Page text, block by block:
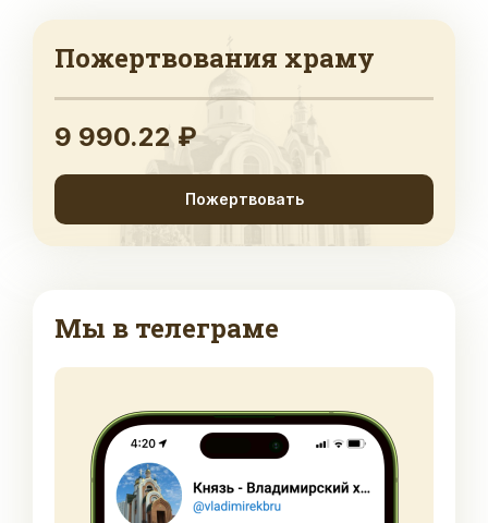
Пожертвования храму
9 990.22 ₽
Пожертвовать
Мы в телеграме